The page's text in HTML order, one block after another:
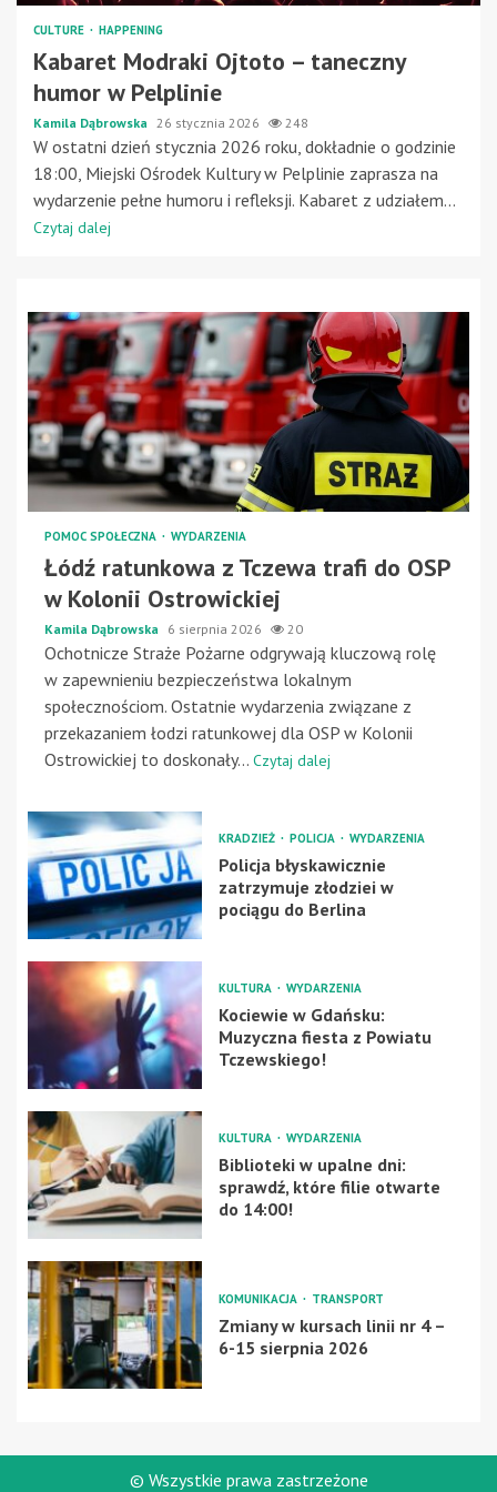
CULTURE HAPPENING
Kabaret Modraki Ojtoto – taneczny
humor w Pelplinie
Kamila Dąbrowska 26 stycznia 2026 248
W ostatni dzień stycznia 2026 roku, dokładnie o godzinie
18:00, Miejski Ośrodek Kultury w Pelplinie zaprasza na
wydarzenie pełne humoru i refleksji. Kabaret z udziałem...
Czytaj dalej
POMOC SPOŁECZNA WYDARZENIA
Łódź ratunkowa z Tczewa trafi do OSP
w Kolonii Ostrowickiej
Kamila Dąbrowska 6 sierpnia 2026 20
Ochotnicze Straże Pożarne odgrywają kluczową rolę
w zapewnieniu bezpieczeństwa lokalnym
społecznościom. Ostatnie wydarzenia związane z
przekazaniem łodzi ratunkowej dla OSP w Kolonii
Ostrowickiej to doskonały... Czytaj dalej
KRADZIEŻ POLICJA WYDARZENIA
Policja błyskawicznie
zatrzymuje złodziei w
pociągu do Berlina
KULTURA WYDARZENIA
Kociewie w Gdańsku:
Muzyczna fiesta z Powiatu
Tczewskiego!
KULTURA WYDARZENIA
Biblioteki w upalne dni:
sprawdź, które filie otwarte
do 14:00!
KOMUNIKACJA TRANSPORT
Zmiany w kursach linii nr 4 –
6-15 sierpnia 2026
© Wszystkie prawa zastrzeżone